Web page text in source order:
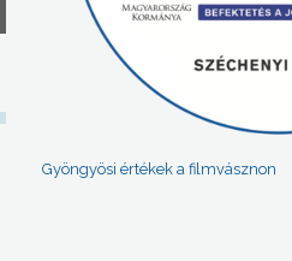
Gyöngyösi értékek a filmvásznon